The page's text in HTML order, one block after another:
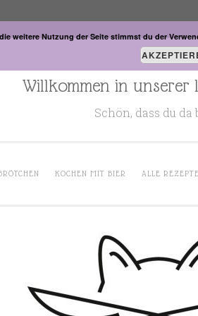
Willkommen in unserer
Schön, dass du da
KOCHEN MIT BIER ALLE REZEPTE
weitere Nutzung der Seite stimmst du der